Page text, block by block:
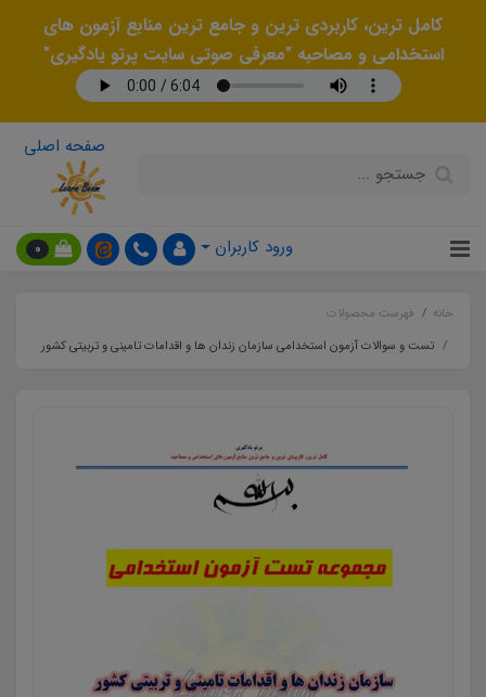
کامل ترین، کاربردی ترین و جامع ترین منابع آزمون های
استخدامی و مصاحبه "معرفی صوتی سایت پرتو یادگیری"
صفحه اصلی
ورود کاربران 0
خانه
فهرست محصولات
تست و سوالات آزمون استخدامی سازمان زندان ها و اقدامات تامینی و تربیتی کشور